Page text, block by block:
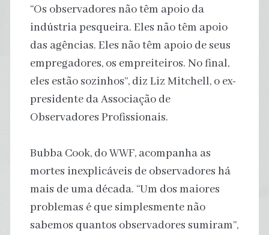
“Os observadores não têm apoio da
indústria pesqueira. Eles não têm apoio
das agências. Eles não têm apoio de seus
empregadores, os empreiteiros. No final,
eles estão sozinhos”, diz Liz Mitchell, o ex-
presidente da Associação de
Observadores Profissionais.
Bubba Cook, do WWF, acompanha as
mortes inexplicáveis ​​de observadores há
mais de uma década. “Um dos maiores
problemas é que simplesmente não
sabemos quantos observadores sumiram”,